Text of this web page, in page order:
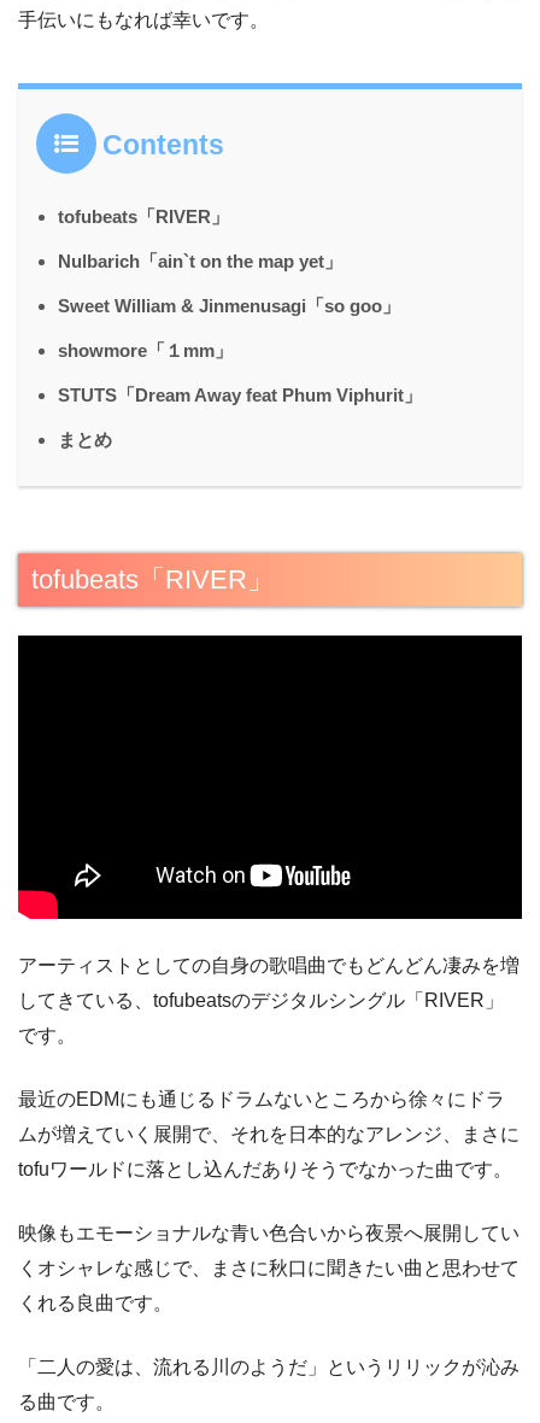
手伝いにもなれば幸いです。
Contents
tofubeats「RIVER」
Nulbarich「ain`t on the map yet」
Sweet William & Jinmenusagi「so goo」
showmore「１mm」
STUTS「Dream Away feat Phum Viphurit」
まとめ
tofubeats「RIVER」
アーティストとしての自身の歌唱曲でもどんどん凄みを増
してきている、tofubeatsのデジタルシングル「RIVER」
です。
最近のEDMにも通じるドラムないところから徐々にドラ
ムが増えていく展開で、それを日本的なアレンジ、まさに
tofuワールドに落とし込んだありそうでなかった曲です。
映像もエモーショナルな青い色合いから夜景へ展開してい
くオシャレな感じで、まさに秋口に聞きたい曲と思わせて
くれる良曲です。
「二人の愛は、流れる川のようだ」というリリックが沁み
る曲です。